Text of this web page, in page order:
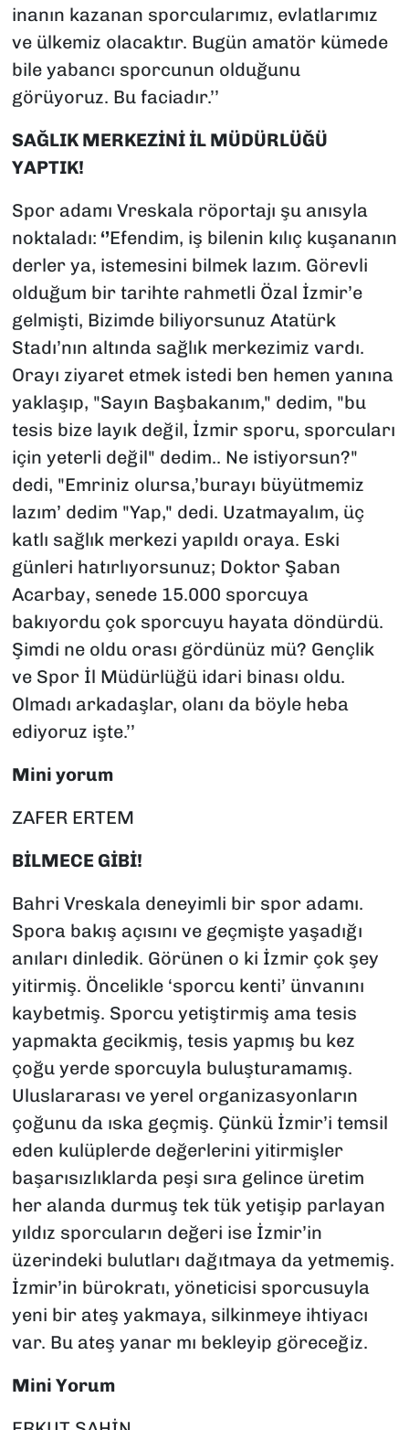
inanın kazanan sporcularımız, evlatlarımız
ve ülkemiz olacaktır. Bugün amatör kümede
bile yabancı sporcunun olduğunu
görüyoruz. Bu faciadır.’’
SAĞLIK MERKEZİNİ İL MÜDÜRLÜĞÜ
YAPTIK!
Spor adamı Vreskala röportajı şu anısyla
noktaladı: ‘’Efendim, iş bilenin kılıç kuşananın
derler ya, istemesini bilmek lazım. Görevli
olduğum bir tarihte rahmetli Özal İzmir’e
gelmişti, Bizimde biliyorsunuz Atatürk
Stadı’nın altında sağlık merkezimiz vardı.
Orayı ziyaret etmek istedi ben hemen yanına
yaklaşıp, "Sayın Başbakanım," dedim, "bu
tesis bize layık değil, İzmir sporu, sporcuları
için yeterli değil" dedim.. Ne istiyorsun?"
dedi, "Emriniz olursa,’burayı büyütmemiz
lazım’ dedim "Yap," dedi. Uzatmayalım, üç
katlı sağlık merkezi yapıldı oraya. Eski
günleri hatırlıyorsunuz; Doktor Şaban
Acarbay, senede 15.000 sporcuya
bakıyordu çok sporcuyu hayata döndürdü.
Şimdi ne oldu orası gördünüz mü? Gençlik
ve Spor İl Müdürlüğü idari binası oldu.
Olmadı arkadaşlar, olanı da böyle heba
ediyoruz işte.’’
Mini yorum
ZAFER ERTEM
BİLMECE GİBİ!
Bahri Vreskala deneyimli bir spor adamı.
Spora bakış açısını ve geçmişte yaşadığı
anıları dinledik. Görünen o ki İzmir çok şey
yitirmiş. Öncelikle ‘sporcu kenti’ ünvanını
kaybetmiş. Sporcu yetiştirmiş ama tesis
yapmakta gecikmiş, tesis yapmış bu kez
çoğu yerde sporcuyla buluşturamamış.
Uluslararası ve yerel organizasyonların
çoğunu da ıska geçmiş. Çünkü İzmir’i temsil
eden kulüplerde değerlerini yitirmişler
başarısızlıklarda peşi sıra gelince üretim
her alanda durmuş tek tük yetişip parlayan
yıldız sporcuların değeri ise İzmir’in
üzerindeki bulutları dağıtmaya da yetmemiş.
İzmir’in bürokratı, yöneticisi sporcusuyla
yeni bir ateş yakmaya, silkinmeye ihtiyacı
var. Bu ateş yanar mı bekleyip göreceğiz.
Mini Yorum